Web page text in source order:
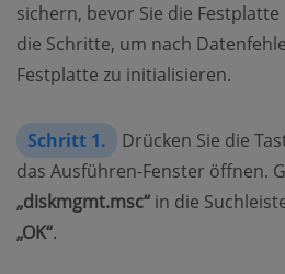
sichern, bevor Sie die
die Schritte, um nach
Festplatte zu initialisieren.
Schritt 1. Drücken Sie die
das Ausführen-Fenster öffnen.
„diskmgmt.msc“ in die
„OK“.